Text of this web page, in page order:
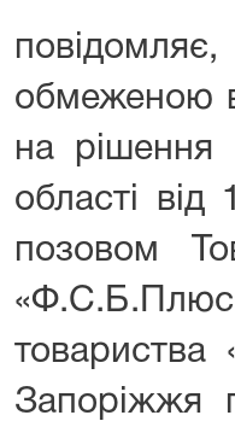
обмеженою
на
області
позовом
товариства